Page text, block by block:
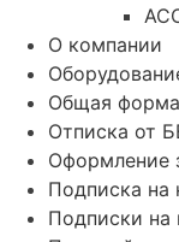
О компании
Общая
Отписка от
Оформление
Подписка на
Подписки на